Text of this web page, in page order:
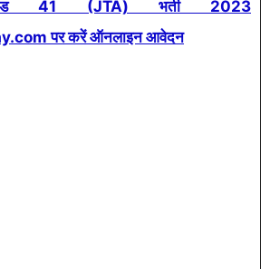
41 (JTA) भर्ती 2023
पर करें ऑनलाइन आवेदन